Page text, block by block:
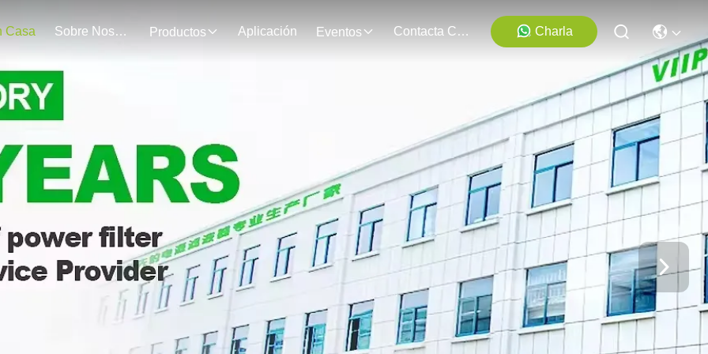
Casa Sobre Nosotros Productos Aplicación Eventos Contacta Con Nosotros Charla